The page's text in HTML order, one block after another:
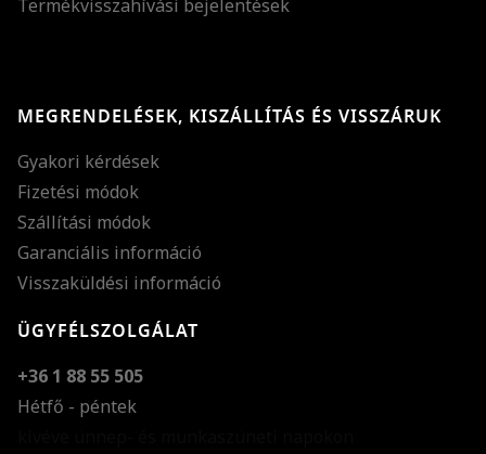
Termékvisszahívási bejelentések
MEGRENDELÉSEK, KISZÁLLÍTÁS ÉS VISSZÁRUK
Gyakori kérdések
Fizetési módok
Szállítási módok
Garanciális információ
Visszaküldési információ
ÜGYFÉLSZOLGÁLAT
+36 1 88 55 505
Hétfő - péntek